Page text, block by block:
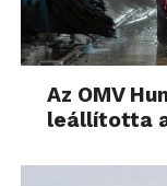
Az OMV
leállította